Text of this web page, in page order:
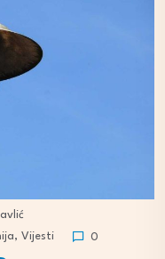
, Vijesti 0